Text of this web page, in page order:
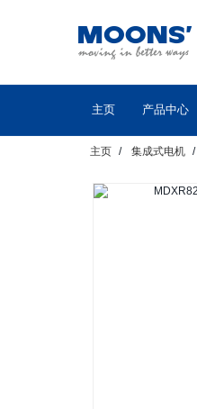
主页 产品中心
主页 集成式电机